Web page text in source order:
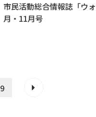
市民活動総合情報誌「ウ
月・11月号
9